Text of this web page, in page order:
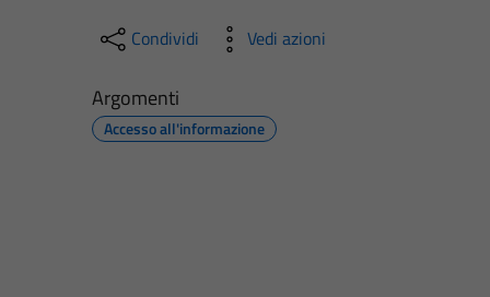
Condividi Vedi azioni
Argomenti
Accesso all'informazione